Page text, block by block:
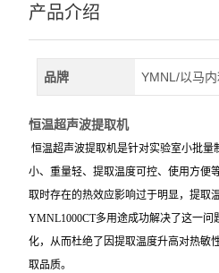
产品介绍
品牌 YMNL/以马内
恒温超声波提取机
恒温超声波提取机是针对实验室小批量
小、重量轻、提取温度可控、使用方便
取时存在的热效应影响过于明显，提取
YMNL1000CT多用途成功解决了这一问
化，从而杜绝了因提取温度升高对热敏
取品质。